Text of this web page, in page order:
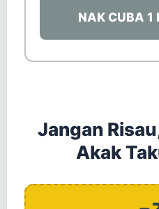
NAK CUBA 1
Jangan
Akak